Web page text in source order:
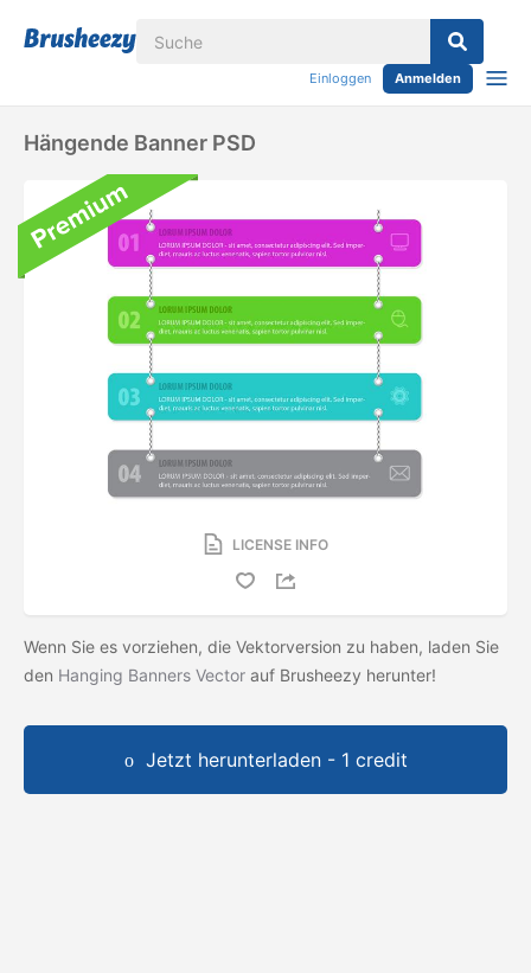
Einloggen Anmelden
Hängende Banner PSD
LICENSE INFO
Wenn Sie es vorziehen, die Vektorversion zu haben, laden Sie
den Hanging Banners Vector auf Brusheezy herunter!
Jetzt herunterladen - 1 credit